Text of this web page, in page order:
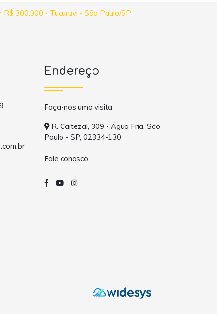
300.000 - Tucuruvi - São Paulo/SP
Endereço
Faça-nos uma visita
R. Caitezal, 309 - Água Fria, São
Paulo - SP, 02334-130
Fale conosco